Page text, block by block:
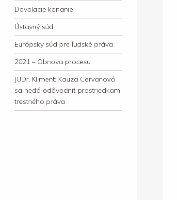
Dovolacie konanie
Ústavný súd
Európsky súd pre ľudské práva
2021 – Obnova procesu
JUDr. Kliment: Kauza Cervanová
sa nedá odôvodniť prostriedkami
trestného práva